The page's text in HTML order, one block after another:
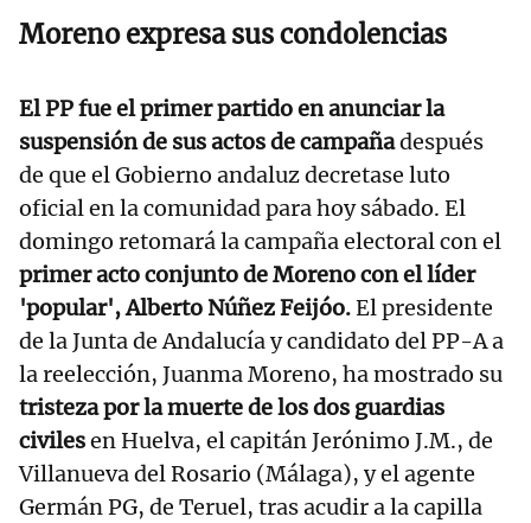
Moreno expresa sus condolencias
El PP fue el primer partido en anunciar la
suspensión de sus actos de campañadespués
de que el Gobierno andaluz decretase luto
oficial en la comunidad para hoy sábado. El
domingo retomará la campaña electoral con el
primer acto conjunto de Moreno con el líder
'popular', Alberto Núñez Feijóo.El presidente
de la Junta de Andalucía y candidato del PP-A a
la reelección, Juanma Moreno, ha mostrado su
tristeza por la muerte de los dos guardias
civilesen Huelva, el capitán Jerónimo J.M., de
Villanueva del Rosario (Málaga), y el agente
Germán PG, de Teruel, tras acudir a la capilla